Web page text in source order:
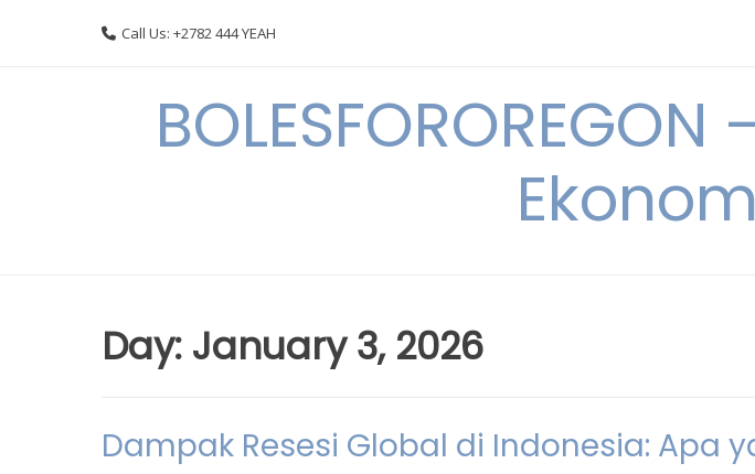
Call Us: +2782 444 YEAH
Day: January 3, 2026
Dampak Resesi Global di Indonesia: Apa